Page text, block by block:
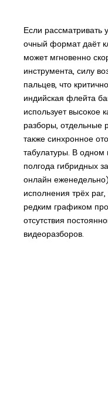
Если рассматривать
очный формат даёт
может мгновенно
инструмента, силу
пальцев, что
индийская флейта
использует высокое
разборы, отдельные
также синхронное
табулатуры. В одном
полгода гибридных
онлайн
исполнения трёх
редким графиком
отсутствия
видеоразборов.